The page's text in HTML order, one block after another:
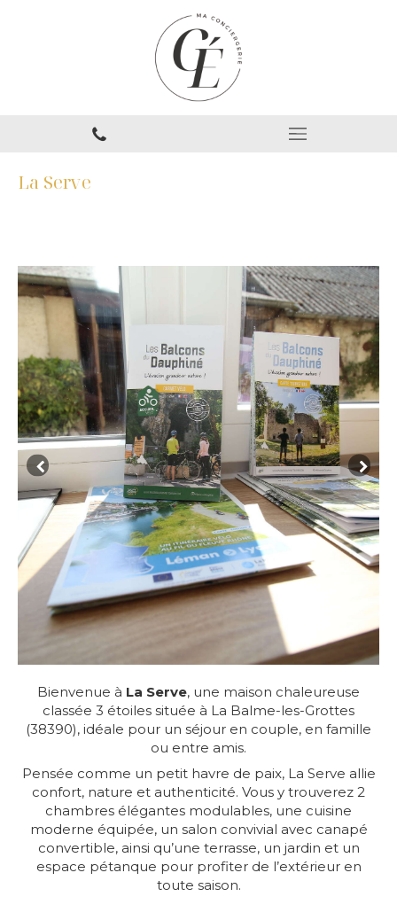
La Serve
Bienvenue à La Serve, une maison chaleureuse
classée 3 étoiles située à La Balme-les-Grottes
(38390), idéale pour un séjour en couple, en famille
ou entre amis.
Pensée comme un petit havre de paix, La Serve allie
confort, nature et authenticité. Vous y trouverez 2
chambres élégantes modulables, une cuisine
moderne équipée, un salon convivial avec canapé
convertible, ainsi qu’une terrasse, un jardin et un
espace pétanque pour profiter de l’extérieur en
toute saison.